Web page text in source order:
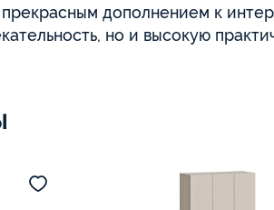
дополнением к
но и высокую